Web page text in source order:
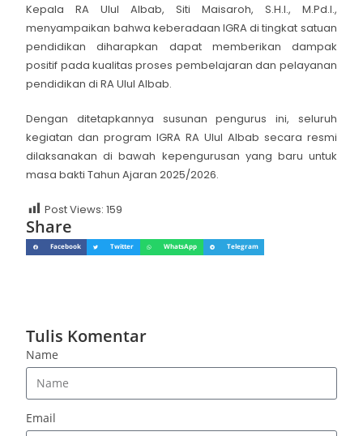
Kepala RA Ulul Albab, Siti Maisaroh, S.H.I., M.Pd.I.,
menyampaikan bahwa keberadaan IGRA di tingkat satuan
pendidikan diharapkan dapat memberikan dampak
positif pada kualitas proses pembelajaran dan pelayanan
pendidikan di RA Ulul Albab.
Dengan ditetapkannya susunan pengurus ini, seluruh
kegiatan dan program IGRA RA Ulul Albab secara resmi
dilaksanakan di bawah kepengurusan yang baru untuk
masa bakti Tahun Ajaran 2025/2026.
Post Views: 159
Share
Facebook Twitter WhatsApp Telegram
Tulis Komentar
Name
Email